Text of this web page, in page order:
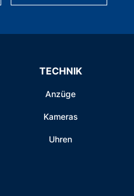
TECHNIK
Anzüge
Kameras
Uhren